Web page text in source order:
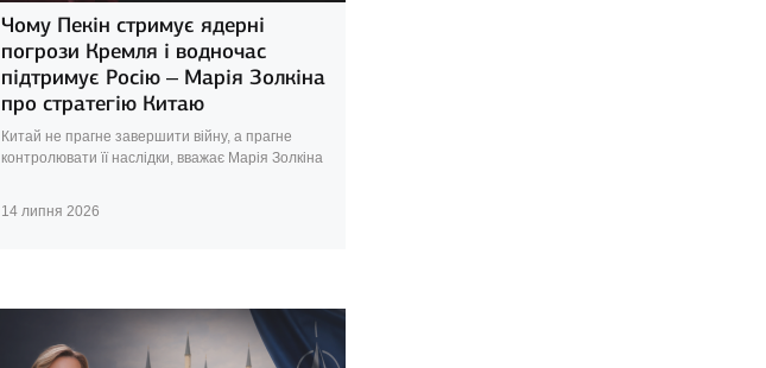
Чому Пекін стримує ядерні
погрози Кремля і водночас
підтримує Росію – Марія Золкіна
про стратегію Китаю
Китай не прагне завершити війну, а прагне
контролювати її наслідки, вважає Марія Золкіна
14 липня 2026